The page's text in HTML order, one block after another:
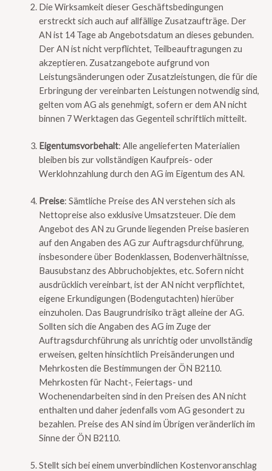
Die Wirksamkeit dieser Geschäftsbedingungen
erstreckt sich auch auf allfällige Zusatzaufträge. Der
AN ist 14 Tage ab Angebotsdatum an dieses gebunden.
Der AN ist nicht verpflichtet, Teilbeauftragungen zu
akzeptieren. Zusatzangebote aufgrund von
Leistungsänderungen oder Zusatzleistungen, die für die
Erbringung der vereinbarten Leistungen notwendig sind,
gelten vom AG als genehmigt, sofern er dem AN nicht
binnen 7 Werktagen das Gegenteil schriftlich mitteilt.
Eigentumsvorbehalt: Alle angelieferten Materialien
bleiben bis zur vollständigen Kaufpreis- oder
Werklohnzahlung durch den AG im Eigentum des AN.
Preise: Sämtliche Preise des AN verstehen sich als
Nettopreise also exklusive Umsatzsteuer. Die dem
Angebot des AN zu Grunde liegenden Preise basieren
auf den Angaben des AG zur Auftragsdurchführung,
insbesondere über Bodenklassen, Bodenverhältnisse,
Bausubstanz des Abbruchobjektes, etc. Sofern nicht
ausdrücklich vereinbart, ist der AN nicht verpflichtet,
eigene Erkundigungen (Bodengutachten) hierüber
einzuholen. Das Baugrundrisiko trägt alleine der AG.
Sollten sich die Angaben des AG im Zuge der
Auftragsdurchführung als unrichtig oder unvollständig
erweisen, gelten hinsichtlich Preisänderungen und
Mehrkosten die Bestimmungen der ÖN B2110.
Mehrkosten für Nacht-, Feiertags- und
Wochenendarbeiten sind in den Preisen des AN nicht
enthalten und daher jedenfalls vom AG gesondert zu
bezahlen. Preise des AN sind im Übrigen veränderlich im
Sinne der ÖN B2110.
Stellt sich bei einem unverbindlichen Kostenvoranschlag